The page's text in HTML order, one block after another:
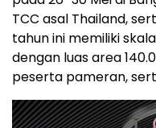
TCC asal Thailand,
tahun ini memiliki
dengan luas area
peserta pameran,